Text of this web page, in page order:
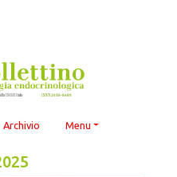
Archivio Menu